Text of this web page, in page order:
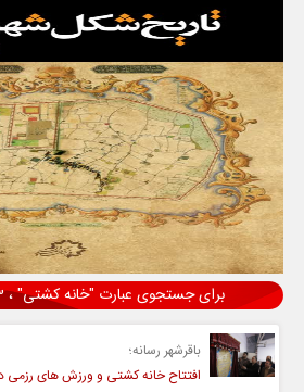
برای جستجوی عبارت "خانه کشتی" ، 3 نتیجه یافت شد
باقرشهر رسانه؛
افتتاح خانه کشتی و ورزش های رزمی